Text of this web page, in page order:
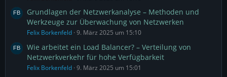
Grundlagen der Netzwerkanalyse – Methoden und
Werkzeuge zur Überwachung von Netzwerken
Felix Borkenfeld 9. März 2025 um 15:10
Wie arbeitet ein Load Balancer? – Verteilung von
Netzwerkverkehr für hohe Verfügbarkeit
Felix Borkenfeld 9. März 2025 um 15:01